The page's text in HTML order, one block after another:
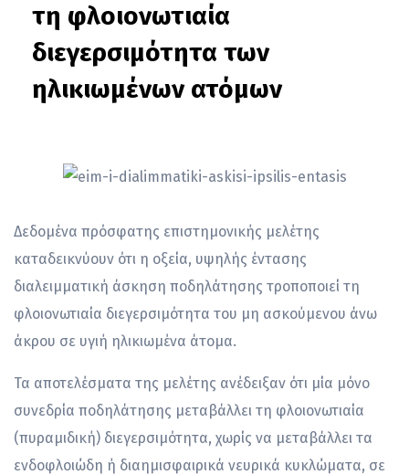
τη φλοιονωτιαία
διεγερσιμότητα των
ηλικιωμένων ατόμων
Δεδομένα πρόσφατης επιστημονικής μελέτης
καταδεικνύουν ότι η οξεία, υψηλής έντασης
διαλειμματική άσκηση ποδηλάτησης τροποποιεί τη
φλοιονωτιαία διεγερσιμότητα του μη ασκούμενου άνω
άκρου σε υγιή ηλικιωμένα άτομα.
Τα αποτελέσματα της μελέτης ανέδειξαν ότι μία μόνο
συνεδρία ποδηλάτησης μεταβάλλει τη φλοιονωτιαία
(πυραμιδική) διεγερσιμότητα, χωρίς να μεταβάλλει τα
ενδοφλοιώδη ή διαημισφαιρικά νευρικά κυκλώματα, σε